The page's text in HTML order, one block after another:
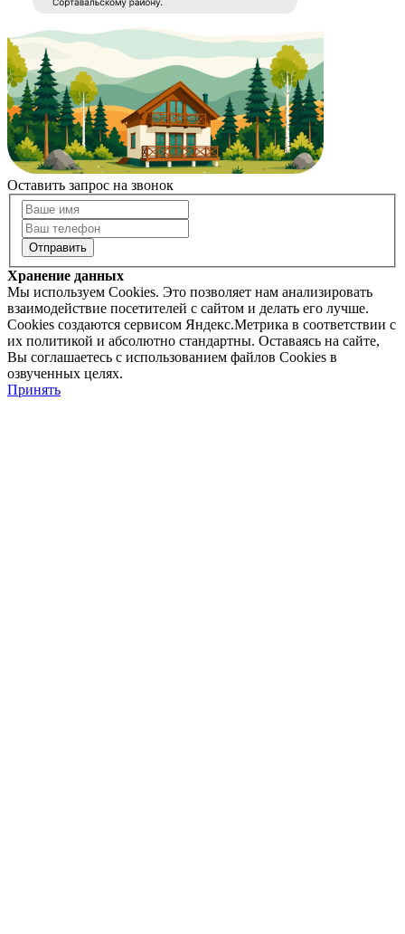
Оставить запрос на звонок
Хранение данных
Мы используем Cookies. Это позволяет нам анализировать
взаимодействие посетителей с сайтом и делать его лучше.
Cookies создаются сервисом Яндекс.Метрика в соответствии с
их политикой и абсолютно стандартны. Оставаясь на сайте,
Вы соглашаетесь с использованием файлов Cookies в
озвученных целях.
Принять